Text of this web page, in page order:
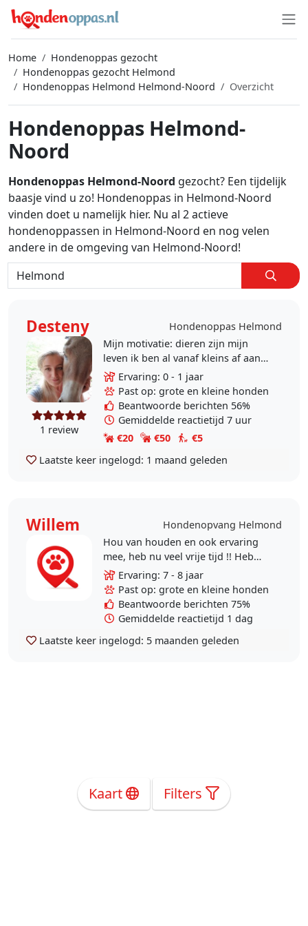
Home
Hondenoppas gezocht
Hondenoppas gezocht Helmond
Hondenoppas Helmond Helmond-Noord
Overzicht
Hondenoppas Helmond-
Noord
Hondenoppas Helmond-Noord gezocht? Een tijdelijk
baasje vind u zo! Hondenoppas in Helmond-Noord
vinden doet u namelijk hier. Nu al 2 actieve
hondenoppassen in Helmond-Noord en nog velen
andere in de omgeving van Helmond-Noord!
Desteny Hondenoppas Helmond
1 review
Mijn motivatie: dieren zijn mijn
leven ik ben al vanaf kleins af aan
een echte dierenvriend! En heb zelf
dan ook een aantal dieren. Verder
doe ik..
Ervaring: 0 - 1 jaar
Past op: grote en kleine honden
Beantwoorde berichten 56%
Gemiddelde reactietijd 7 uur
€20
€50
€5
Laatste keer ingelogd: 1 maand geleden
Willem
Hondenopvang Helmond
Hou van houden en ook ervaring
mee, heb nu veel vrije tijd !! Heb
ervaring met kleine en grote
honden. uiteraard goede
referentie. Hond krijgt bij..
Ervaring: 7 - 8 jaar
Past op: grote en kleine honden
Beantwoorde berichten 75%
Gemiddelde reactietijd 1 dag
Laatste keer ingelogd: 5 maanden geleden
Kaart Filters